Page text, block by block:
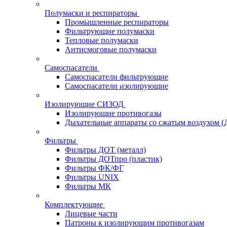
Полумаски и респираторы
Промышленные респираторы
Фильтрующие полумаски
Тепловые полумаски
Антисмоговые полумаски
Самоспасатели
Самоспасатели фильтрующие
Самоспасатели изолирующие
Изолирующие СИЗОД
Изолирующие противогазы
Дыхательные аппараты со сжатым воздухом
Фильтры
Фильтры ДОТ (металл)
Фильтры ДОТпро (пластик)
Фильтры ФК/ФГ
Фильтры UNIX
Фильтры МК
Комплектующие
Лицевые части
Патроны к изолирующим противогазам